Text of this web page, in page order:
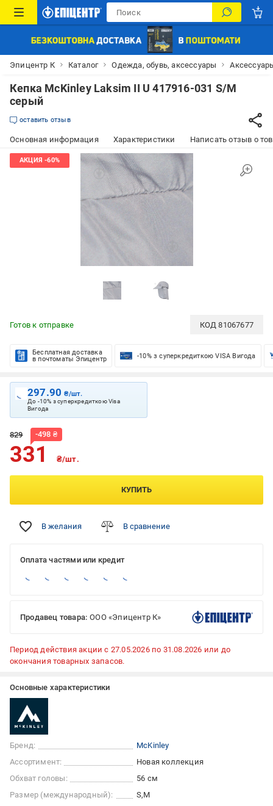
Эпицентр К Каталог Одежда, обувь, аксессуары
Кепка McKinley Laksim II U 417916-031 S/M
серый
оставить отзыв
Основная информация Характеристики Написать отзыв о
Готов к отправке КОД81067677
Бесплатная доставка
в почтоматы Эпицентр
-10% з суперкредиткою VISA Вигода
297.90₴/шт.
До -10% з суперкредиткою Visa
Вигода
829 -498 ₴
331 ₴/шт.
КУПИТЬ
В желания В сравнение
Оплата частями или кредит
Продавец товара: ООО «Эпицентр К»
Период действия акции с 27.05.2026 по 31.08.2026 или до
окончания товарных запасов.
Основные характеристики
Бренд:
McKinley
Ассортимент:
Новая коллекция
Обхват головы:
56 см
Размер (международный):
S M